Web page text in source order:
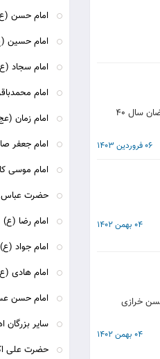
(وصیّت امام علیه السلام به حسن و حسین علیهما السّلام پس از ضربت ابن ملجم که لعنت خدا بر او باد مى باشد که در ماه رمضان سال 40
06 فروردین 1403
04 بهمن 1402
خرازی
04 بهمن 1402
امام حسن
امام حسین
امام سجاد
امام
امام زمان
امام جعفر
امام موسی
حضرت
امام رضا (ع)
امام جواد (ع)
امام هادی
امام حسن
سایر
حضرت علی